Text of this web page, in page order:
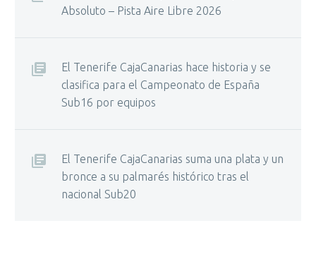
Absoluto – Pista Aire Libre 2026
El Tenerife CajaCanarias hace historia y se
clasifica para el Campeonato de España
Sub16 por equipos
El Tenerife CajaCanarias suma una plata y un
bronce a su palmarés histórico tras el
nacional Sub20